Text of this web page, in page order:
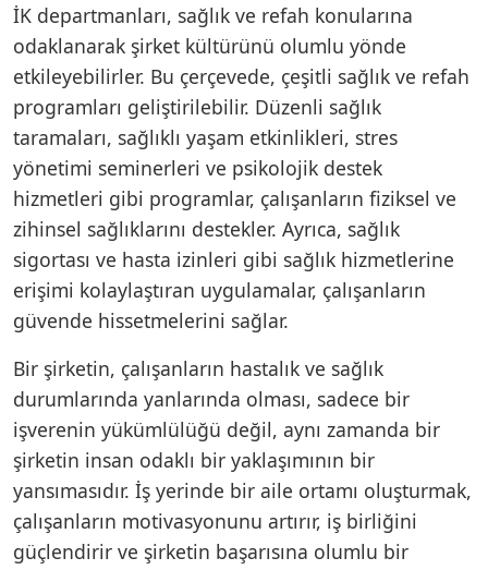
İK departmanları, sağlık ve refah konularına
odaklanarak şirket kültürünü olumlu yönde
etkileyebilirler. Bu çerçevede, çeşitli sağlık ve refah
programları geliştirilebilir. Düzenli sağlık
taramaları, sağlıklı yaşam etkinlikleri, stres
yönetimi seminerleri ve psikolojik destek
hizmetleri gibi programlar, çalışanların fiziksel ve
zihinsel sağlıklarını destekler. Ayrıca, sağlık
sigortası ve hasta izinleri gibi sağlık hizmetlerine
erişimi kolaylaştıran uygulamalar, çalışanların
güvende hissetmelerini sağlar.
Bir şirketin, çalışanların hastalık ve sağlık
durumlarında yanlarında olması, sadece bir
işverenin yükümlülüğü değil, aynı zamanda bir
şirketin insan odaklı bir yaklaşımının bir
yansımasıdır. İş yerinde bir aile ortamı oluşturmak,
çalışanların motivasyonunu artırır, iş birliğini
güçlendirir ve şirketin başarısına olumlu bir